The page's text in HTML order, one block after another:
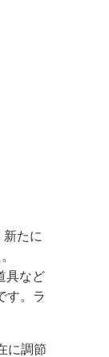
たに
具など
す。ラ
に調節